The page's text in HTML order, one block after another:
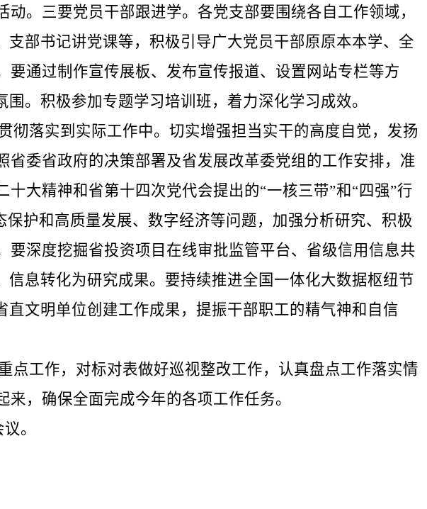
。三要党员干部跟进学。各党支部要围绕各自工作领域，
部书记讲党课等，积极引导广大党员干部原原本本学、全
通过制作宣传展板、发布宣传报道、设置网站专栏等方
。积极参加专题学习培训班，着力深化学习成效。
落实到实际工作中。切实增强担当实干的高度自觉，发扬
委省政府的决策部署及省发展改革委党组的工作安排，准
大精神和省第十四次党代会提出的“一核三带”和“四强”行
护和高质量发展、数字经济等问题，加强分析研究、积极
深度挖掘省投资项目在线审批监管平台、省级信用信息共
息转化为研究成果。要持续推进全国一体化大数据枢纽节
文明单位创建工作成果，提振干部职工的精气神和自信
工作，对标对表做好巡视整改工作，认真盘点工作落实情
，确保全面完成今年的各项工作任务。
。